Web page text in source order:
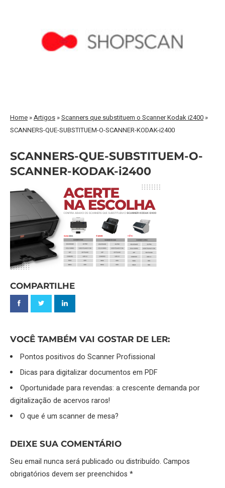
Home »Artigos »Scanners que substituem o Scanner Kodak i2400 »
SCANNERS-QUE-SUBSTITUEM-O-SCANNER-KODAK-i2400
SCANNERS-QUE-SUBSTITUEM-O-
SCANNER-KODAK-i2400
COMPARTILHE
VOCÊ TAMBÉM VAI GOSTAR DE LER:
Pontos positivos do Scanner Profissional
Dicas para digitalizar documentos em PDF
Oportunidade para revendas: a crescente demanda por
digitalização de acervos raros!
O que é um scanner de mesa?
DEIXE SUA COMENTÁRIO
Seu email nunca será publicado ou distribuído. Campos
obrigatórios devem ser preenchidos *